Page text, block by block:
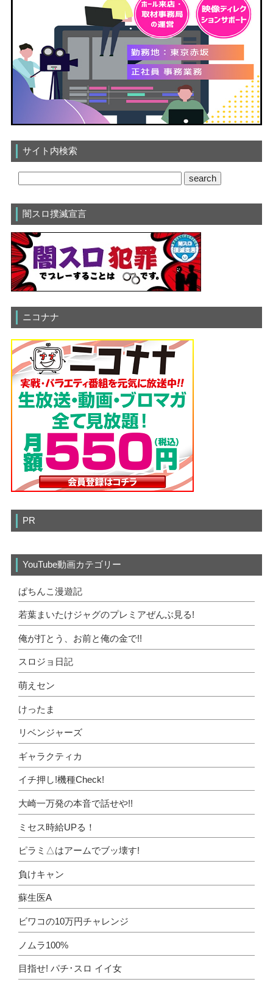
サイト内検索
闇スロ撲滅宣言
ニコナナ
PR
YouTube動画カテゴリー
ぱちんこ漫遊記
若葉まいたけジャグのプレミアぜんぶ見る!
俺が打とう、お前と俺の金で!!
スロジョ日記
萌えセン
けったま
リベンジャーズ
ギャラクティカ
イチ押し!機種Check!
大崎一万発の本音で話せや!!
ミセス時給UPる！
ピラミ△はアームでブッ壊す!
負けキャン
蘇生医A
ビワコの10万円チャレンジ
ノムラ100%
目指せ! パチ･スロ イイ女